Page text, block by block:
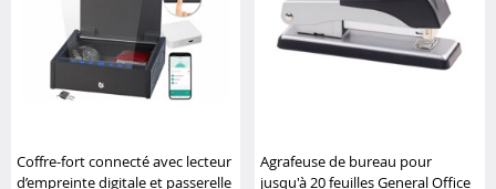
Coffre-fort connecté avec lecteur
d’empreinte digitale et passerelle
Agrafeuse de bureau pour
jusqu'à 20 feuilles General Office